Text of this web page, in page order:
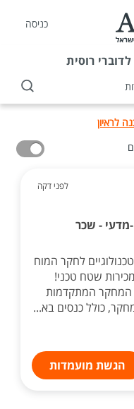
כניסה
רוסית
לראיון
לפני דקה
מדעי - שכר
לחקר המוח
שטח טכני!
המחקר המתקדמות
כולל כנסים בא...
הגשת מועמדות